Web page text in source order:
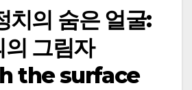
치의 숨은 얼굴:
그림자
the surface